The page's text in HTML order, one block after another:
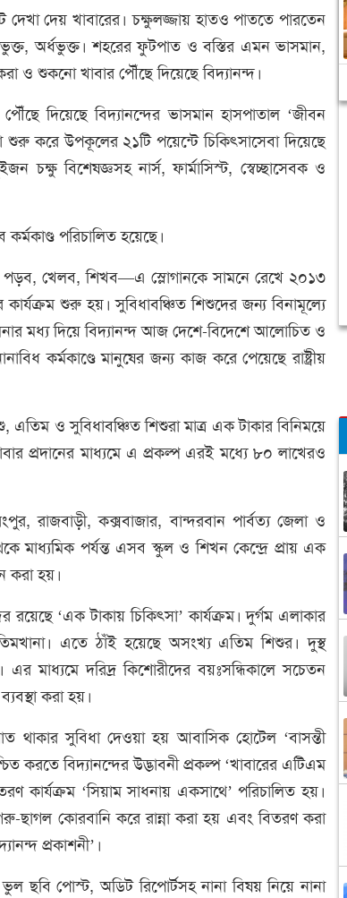
দেয় খাবারের। চক্ষুলজ্জায় হাতও পাততে পারতেন
অর্ধভুক্ত। শহরের ফুটপাত ও বস্তির এমন ভাসমান,
ও শুকনো খাবার পৌঁছে দিয়েছে বিদ্যানন্দ।
দিয়েছে বিদ্যানন্দের ভাসমান হাসপাতাল ‘জীবন
শুরু করে উপকূলের ২১টি পয়েন্টে চিকিৎসাসেবা দিয়েছে
বিশেষজ্ঞসহ নার্স, ফার্মাসিস্ট, স্বেচ্ছাসেবক ও
পরিচালিত হয়েছে।
পড়ব, খেলব, শিখব—এ স্লোগানকে সামনে রেখে ২০১৩
কার্যক্রম শুরু হয়। সুবিধাবঞ্চিত শিশুদের জন্য বিনামূল্যে
মধ্য দিয়ে বিদ্যানন্দ আজ দেশে-বিদেশে আলোচিত ও
কর্মকাণ্ডে মানুষের জন্য কাজ করে পেয়েছে রাষ্ট্রীয়
ও সুবিধাবঞ্চিত শিশুরা মাত্র এক টাকার বিনিময়ে
প্রদানের মাধ্যমে এ প্রকল্প এরই মধ্যে ৮০ লাখেরও
রাজবাড়ী, কক্সবাজার, বান্দরবান পার্বত্য জেলা ও
মাধ্যমিক পর্যন্ত এসব স্কুল ও শিখন কেন্দ্রে প্রায় এক
করা হয়।
রয়েছে ‘এক টাকায় চিকিৎসা’ কার্যক্রম। দুর্গম এলাকার
এতে ঠাঁই হয়েছে অসংখ্য এতিম শিশুর। দুস্থ
এর মাধ্যমে দরিদ্র কিশোরীদের বয়ঃসন্ধিকালে সচেতন
করা হয়।
থাকার সুবিধা দেওয়া হয় আবাসিক হোটেল ‘বাসন্তী
করতে বিদ্যানন্দের উদ্ভাবনী প্রকল্প ‘খাবারের এটিএম
কার্যক্রম ‘সিয়াম সাধনায় একসাথে’ পরিচালিত হয়।
ছাগল কোরবানি করে রান্না করা হয় এবং বিতরণ করা
প্রকাশনী’।
ছবি পোস্ট, অডিট রিপোর্টসহ নানা বিষয় নিয়ে নানা